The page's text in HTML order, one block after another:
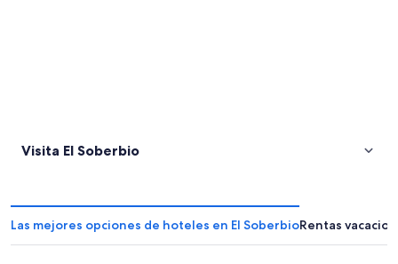
Visita El Soberbio
Las mejores opciones de hoteles en El SoberbioRentas